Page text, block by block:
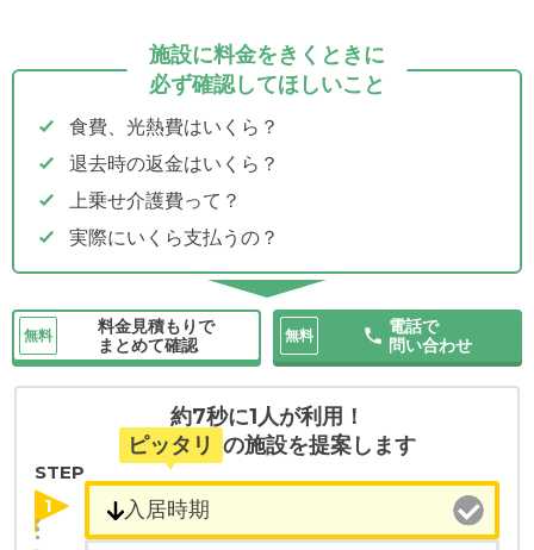
施設に料金をきくときに
必ず確認してほしいこと
食費、光熱費はいくら？
退去時の返金はいくら？
上乗せ介護費って？
実際にいくら支払うの？
無料
料金見積もりで
まとめて確認
無料
電話で
問い合わせ
約7秒に1人が利用！
ピッタリ の施設を提案します
STEP
1